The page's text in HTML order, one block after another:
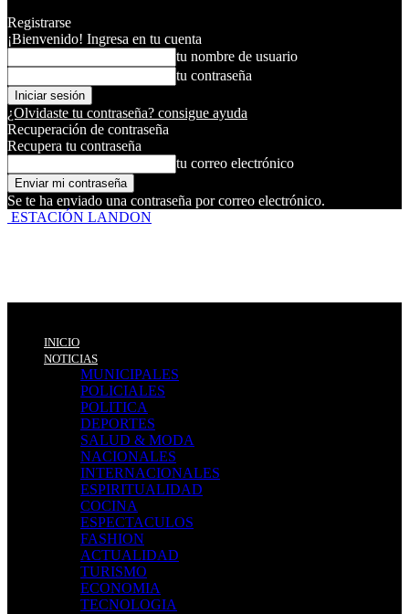
Registrarse
¡Bienvenido! Ingresa en tu cuenta
tu nombre de usuario
tu contraseña
¿Olvidaste tu contraseña? consigue ayuda
Recuperación de contraseña
Recupera tu contraseña
tu correo electrónico
Se te ha enviado una contraseña por correo electrónico.
ESTACIÓN LANDON
INICIO
NOTICIAS
MUNICIPALES
POLICIALES
POLITICA
DEPORTES
SALUD & MODA
NACIONALES
INTERNACIONALES
ESPIRITUALIDAD
COCINA
ESPECTACULOS
FASHION
ACTUALIDAD
TURISMO
ECONOMIA
TECNOLOGIA